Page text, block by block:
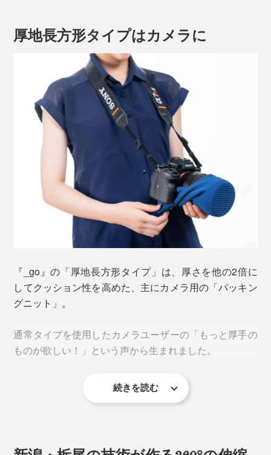
その点「パッキングニット」なら、一番小さい円形タイ
プで7g、一番大きい厚地長方形タイプでも16g。軽く柔
らかな素材でスキマを最小に圧縮します。
ツグン。擦れ合いによるキズ、無理な力をかけることに
よる劣化、ケーブルの絡まりを防ぎます。
360°どの角度にも伸びるニット素材。
厚地長方形タイプはカメラに
『_go』の「厚地長方形タイプ」は、厚さを他の2倍に
してクッション性を高めた、主にカメラ用の「パッキン
グニット」。
通常タイプを使用したカメラユーザーの「もっと厚手の
ものが欲しい！」という声から生まれました。
続きを読む